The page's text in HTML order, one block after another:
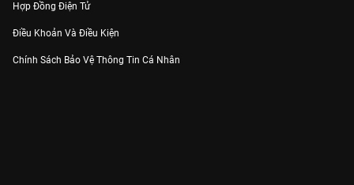
Hợp Đồng Điện Tử
Điều Khoản Và Điều Kiện
Chính Sách Bảo Vệ Thông Tin Cá Nhân